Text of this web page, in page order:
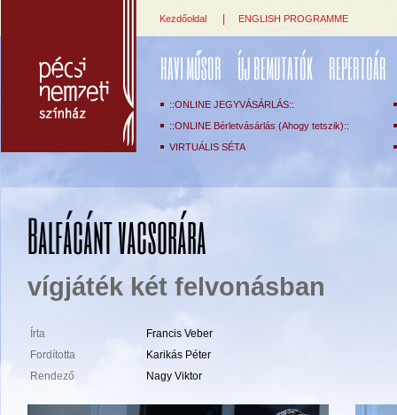
Kezdőoldal ENGLISH PROGRAMME
HAVI MŰSOR ÚJ BEMUTATÓK REPERTOÁR
::ONLINE JEGYVÁSÁRLÁS::
::ONLINE Bérletvásárlás (Ahogy tetszik)::
VIRTUÁLIS SÉTA
Balfácánt vacsorára
vígjáték két felvonásban
Írta
Francis Veber
Fordította
Karikás Péter
Rendező
Nagy Viktor